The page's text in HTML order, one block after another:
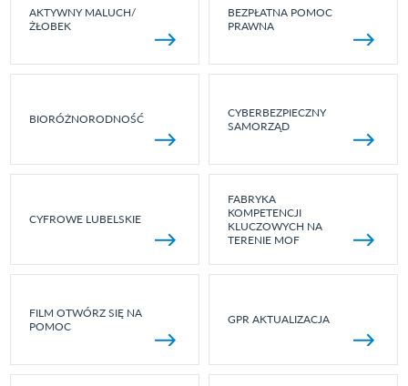
AKTYWNY MALUCH/
ŻŁOBEK
BEZPŁATNA POMOC
PRAWNA
BIORÓŻNORODNOŚĆ
CYBERBEZPIECZNY
SAMORZĄD
CYFROWE LUBELSKIE
FABRYKA
KOMPETENCJI
KLUCZOWYCH NA
TERENIE MOF
FILM OTWÓRZ SIĘ NA
POMOC
GPR AKTUALIZACJA